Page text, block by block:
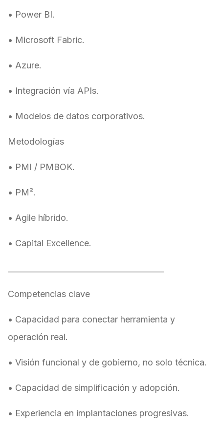
• Power BI.
• Microsoft Fabric.
• Azure.
• Integración vía APIs.
• Modelos de datos corporativos.
Metodologías
• PMI / PMBOK.
• PM².
• Agile híbrido.
• Capital Excellence.
Competencias clave
• Capacidad para conectar herramienta y
operación real.
• Visión funcional y de gobierno, no solo técnica.
• Capacidad de simplificación y adopción.
• Experiencia en implantaciones progresivas.